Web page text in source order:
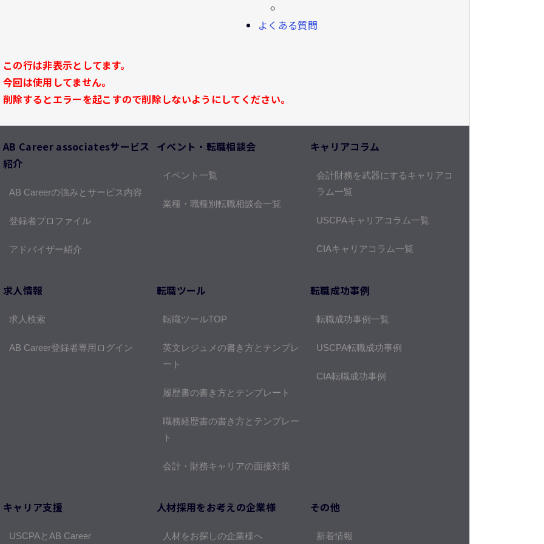
よくある質問
この行は非表示としてます。
今回は使用してません。
削除するとエラーを起こすので削除しないようにしてください。
AB Career associatesサービス
紹介
AB Careerの強みとサービス内容
登録者プロファイル
アドバイザー紹介
イベント・転職相談会
イベント一覧
業種・職種別転職相談会一覧
キャリアコラム
会計財務を武器にするキャリアコ
ラム一覧
USCPAキャリアコラム一覧
CIAキャリアコラム一覧
求人情報
求人検索
AB Career登録者専用ログイン
転職ツール
転職ツールTOP
英文レジュメの書き方とテンプレ
ート
履歴書の書き方とテンプレート
職務経歴書の書き方とテンプレー
ト
会計・財務キャリアの面接対策
転職成功事例
転職成功事例一覧
USCPA転職成功事例
CIA転職成功事例
キャリア支援
USCPAとAB Career
人材採用をお考えの企業様
人材をお探しの企業様へ
その他
新着情報